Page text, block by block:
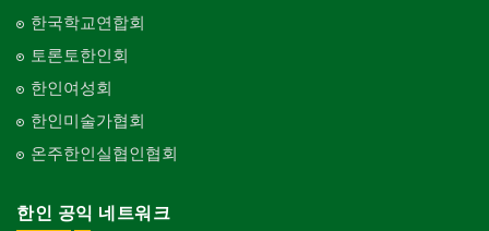
한국학교연합회
토론토한인회
한인여성회
한인미술가협회
온주한인실협인협회
한인 공익 네트워크